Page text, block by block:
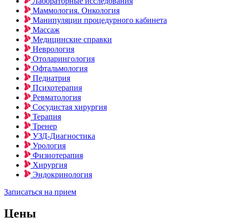
Маммология. Онкология
Манипуляции процедурного кабинета
Массаж
Медицинские справки
Неврология
Отоларингология
Офтальмология
Педиатрия
Психотерапия
Ревматология
Сосудистая хирургия
Терапия
Тренер
УЗД-Диагностика
Урология
Физиотерапия
Хирургия
Эндокринология
Записаться на прием
Цены